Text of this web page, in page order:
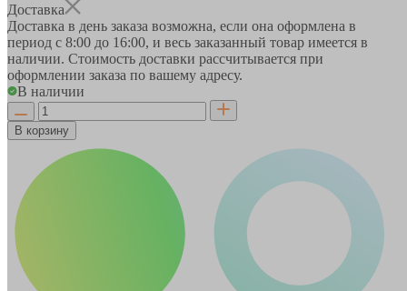
Доставка
Доставка в день заказа возможна, если она оформлена в
период с 8:00 до 16:00, и весь заказанный товар имеется в
наличии. Стоимость доставки рассчитывается при
оформлении заказа по вашему адресу.
В наличии
В корзину